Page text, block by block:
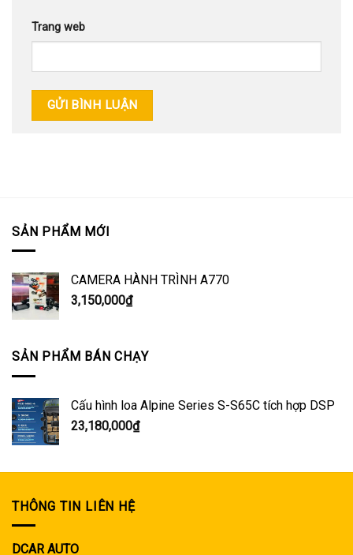
Trang web
SẢN PHẨM MỚI
CAMERA HÀNH TRÌNH A770
3,150,000₫
SẢN PHẨM BÁN CHẠY
Cấu hình loa Alpine Series S-S65C tích hợp DSP
23,180,000₫
THÔNG TIN LIÊN HỆ
DCAR AUTO